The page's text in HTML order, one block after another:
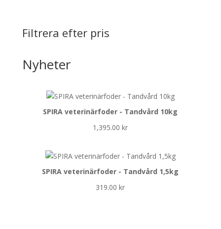
Filtrera efter pris
Nyheter
SPIRA veterinärfoder - Tandvård 10kg
1,395.00kr
SPIRA veterinärfoder - Tandvård 1,5kg
319.00kr